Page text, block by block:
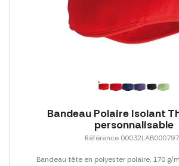
Bandeau Polaire Isolant
personnalisable
Référence
Bandeau tête en polyester polaire, 170 g/